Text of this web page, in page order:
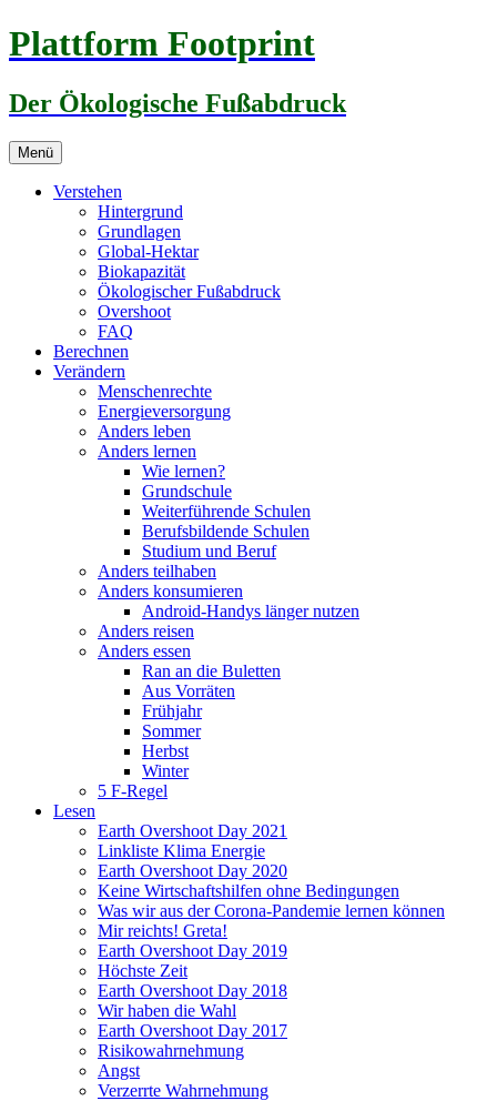
Zum
Inhalt
Plattform Footprint
Der Ökologische Fußabdruck
Menü
Verstehen
Hintergrund
Grundlagen
Global-Hektar
Biokapazität
Ökologischer Fußabdruck
Overshoot
FAQ
Berechnen
Verändern
Menschenrechte
Energieversorgung
Anders leben
Anders lernen
Wie lernen?
Grundschule
Weiterführende Schulen
Berufsbildende Schulen
Studium und Beruf
Anders teilhaben
Anders konsumieren
Android-Handys länger nutzen
Anders reisen
Anders essen
Ran an die Buletten
Aus Vorräten
Frühjahr
Sommer
Herbst
Winter
5 F-Regel
Lesen
Earth Overshoot Day 2021
Linkliste Klima Energie
Earth Overshoot Day 2020
Keine Wirtschaftshilfen ohne Bedingungen
Was wir aus der Corona-Pandemie lernen können
Mir reichts! Greta!
Earth Overshoot Day 2019
Höchste Zeit
Earth Overshoot Day 2018
Wir haben die Wahl
Earth Overshoot Day 2017
Risikowahrnehmung
Angst
Verzerrte Wahrnehmung